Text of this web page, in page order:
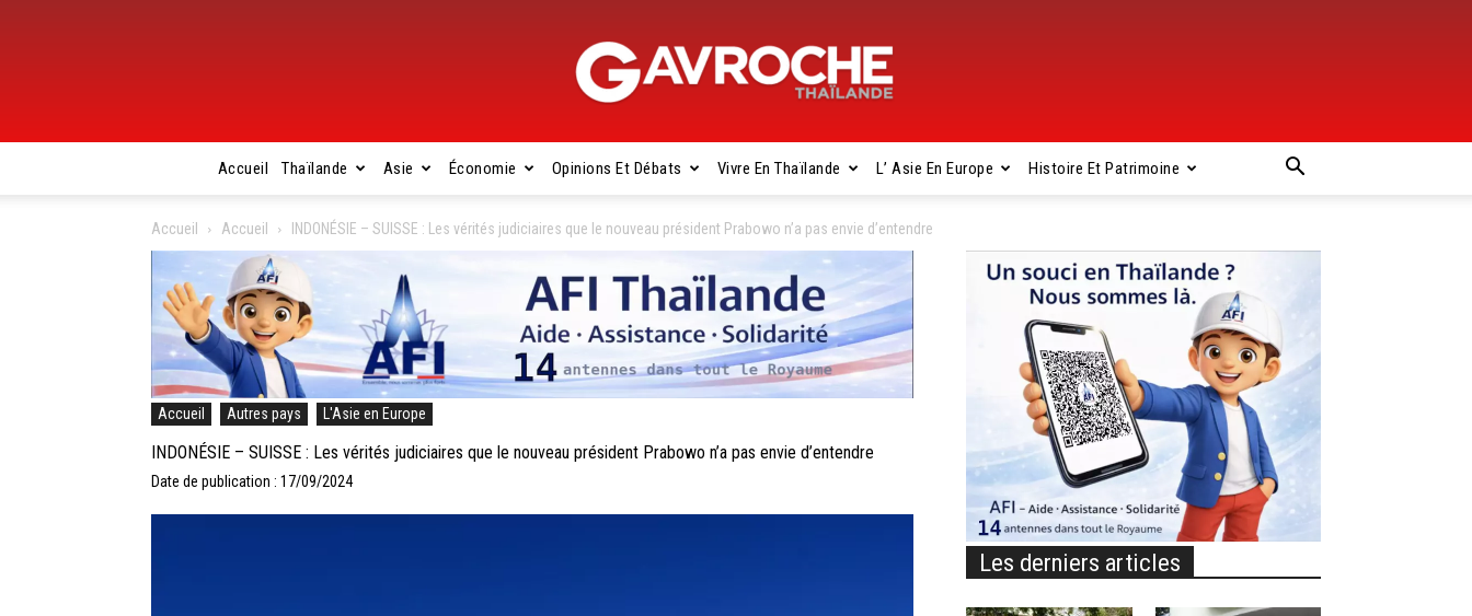
Gavroche
Thaïlande
Accueil Thaïlande Asie Économie Opinions Et Débats Vivre En Thaïlande L’ Asie En Europe Histoire Et Patrimoine
Accueil Accueil INDONÉSIE – SUISSE : Les vérités judiciaires que le nouveau président Prabowo n’a pas envie d’entendre
Accueil Autres pays L'Asie en Europe
INDONÉSIE – SUISSE : Les vérités judiciaires que le nouveau président Prabowo n’a pas envie d’entendre
Date de publication : 17/09/2024
Les derniers articles